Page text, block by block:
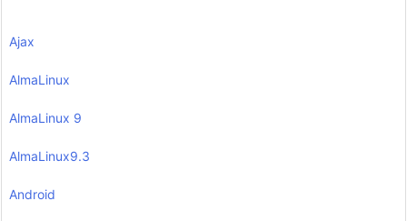
Ajax
AlmaLinux
AlmaLinux 9
AlmaLinux9.3
Android